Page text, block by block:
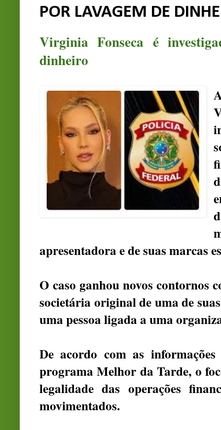
POR LAVAGEM DE
Virginia Fonseca é
dinheiro
apresentadora e de suas marcas
O caso ganhou novos contornos
societária original de uma de
uma pessoa ligada a uma
De acordo com as
programa Melhor da Tarde, o
legalidade das operações
movimentados.